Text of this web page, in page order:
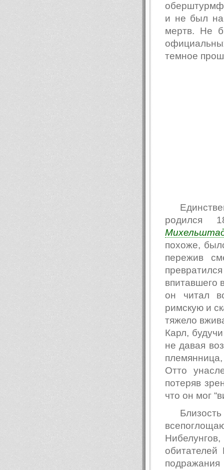
и не был
мертв. Не
темное
родился
похоже,
пережив
впитавшего
он читал
римскую и
тяжело
Карл,
не давая
Отто
потеряв
что он мог